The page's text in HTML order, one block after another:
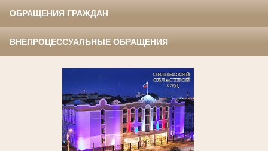
ОБРАЩЕНИЯ ГРАЖДАН
ВНЕПРОЦЕССУАЛЬНЫЕ ОБРАЩЕНИЯ